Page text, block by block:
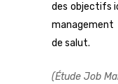
des objectifs
de salut.
(Étude Job